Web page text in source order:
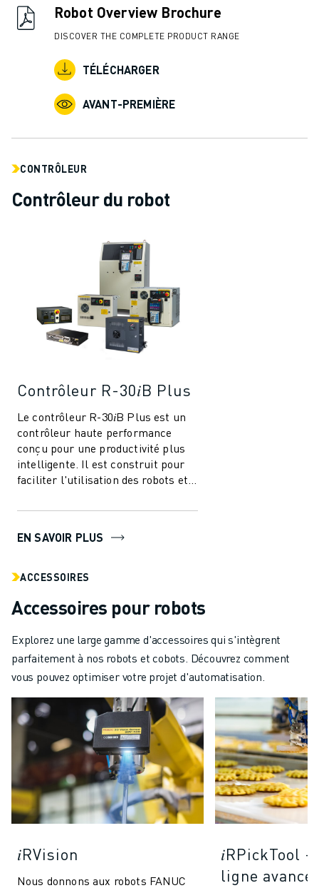
Robot Overview Brochure
DISCOVER THE COMPLETE PRODUCT RANGE
TÉLÉCHARGER
AVANT-PREMIÈRE
CONTRÔLEUR
Contrôleur du robot
Contrôleur R-30𝑖B Plus
Le contrôleur R-30𝑖B Plus est un
contrôleur haute performance
conçu pour une productivité plus
intelligente. Il est construit pour
faciliter l'utilisation des robots et
EN SAVOIR PLUS
ACCESSOIRES
Accessoires pour robots
Explorez une large gamme d'accessoires qui s'intègrent
parfaitement à nos robots et cobots. Découvrez comment
vous pouvez optimiser votre projet d'automatisation.
𝑖RVision
Nous donnons aux robots FANUC
𝑖RPickTool
ligne avancé